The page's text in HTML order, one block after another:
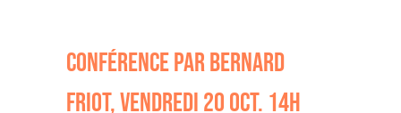
CONFÉRENCE PAR BERNARD
FRIOT, VENDREDI 20 OCT. 14H